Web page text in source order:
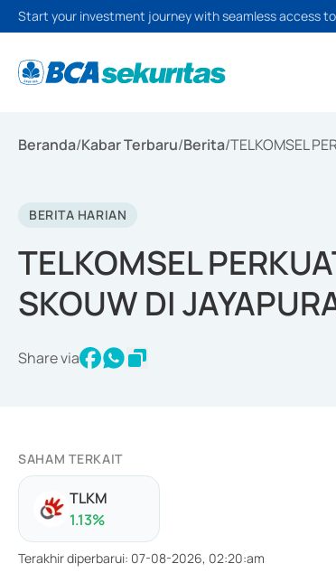
Start your investment journey with seamless access
Beranda/Kabar Terbaru/Berita/TELKOMSEL
BERITA HARIAN
TELKOMSEL
SKOUW DI
Share via
SAHAM TERKAIT
TLKM
1.13%
Terakhir diperbarui: 07-08-2026, 02:20:am